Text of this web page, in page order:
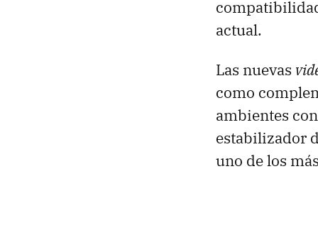
actual.
Las nuevas
como
ambientes
estabilizador
uno de los